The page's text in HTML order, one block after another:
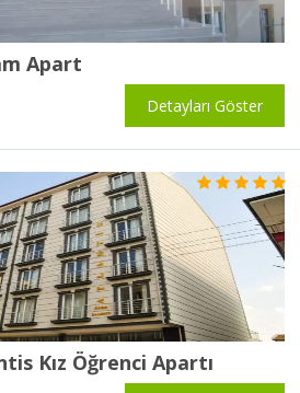
Apart
Detayları Göster
Kız Öğrenci Apartı